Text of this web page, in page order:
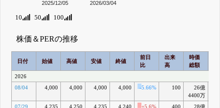
2025/12/05
2026/03/04
10 50 100
株価＆PERの推移
日付 始値 高値 安値 終値
前日
比
出来
高
時価
総額
2026
08/04
4,000 4,000 4,000 4,000 -5.66% 100
26億
4400万
07/29 4,235 4,250 4,235 4,240 +5.6% 400
28億